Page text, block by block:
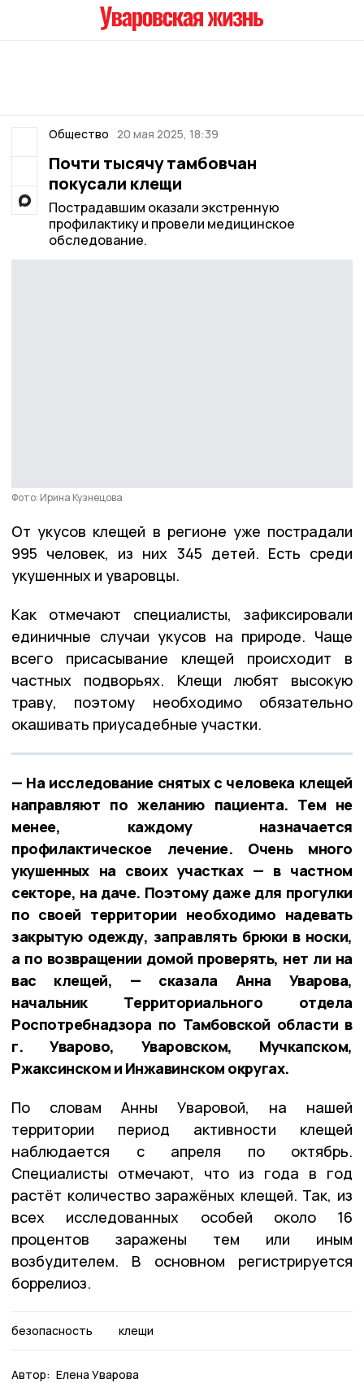
Общество 20 мая 2025, 18:39
Почти тысячу тамбовчан
покусали клещи
Пострадавшим оказали экстренную
профилактику и провели медицинское
обследование.
Фото: Ирина Кузнецова
От укусов клещей в регионе уже пострадали
995 человек, из них 345 детей. Есть среди
укушенных и уваровцы.
Как отмечают специалисты, зафиксировали
единичные случаи укусов на природе. Чаще
всего присасывание клещей происходит в
частных подворьях. Клещи любят высокую
траву, поэтому необходимо обязательно
окашивать приусадебные участки.
— На исследование снятых с человека клещей
направляют по желанию пациента. Тем не
менее, каждому назначается
профилактическое лечение. Очень много
укушенных на своих участках — в частном
секторе, на даче. Поэтому даже для прогулки
по своей территории необходимо надевать
закрытую одежду, заправлять брюки в носки,
а по возвращении домой проверять, нет ли на
вас клещей, — сказала Анна Уварова,
начальник Территориального отдела
Роспотребнадзора по Тамбовской области в
г. Уварово, Уваровском, Мучкапском,
Ржаксинском и Инжавинском округах.
По словам Анны Уваровой, на нашей
территории период активности клещей
наблюдается с апреля по октябрь.
Специалисты отмечают, что из года в год
растёт количество заражёных клещей. Так, из
всех исследованных особей около 16
процентов заражены тем или иным
возбудителем. В основном регистрируется
боррелиоз.
безопасность клещи
Автор: Елена Уварова